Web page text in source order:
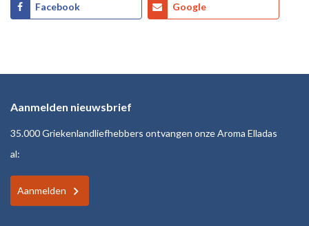
Facebook Google
Aanmelden nieuwsbrief
35.000 Griekenlandliefhebbers ontvangen onze Aroma Elladas
al:
Aanmelden